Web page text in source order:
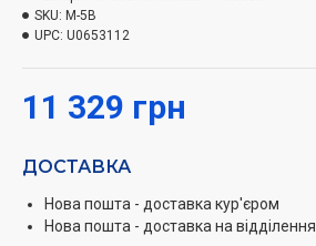
11 329 грн
SKU: M-5B
UPC: U0653112
ДОСТАВКА
Нова пошта - доставка кур'єром
Нова пошта - доставка на відділення